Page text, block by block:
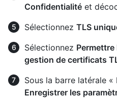
Confidentialité et
Sélectionnez TLS
Sélectionnez Permettre
gestion de certificats
Sous la barre latérale
Enregistrer les